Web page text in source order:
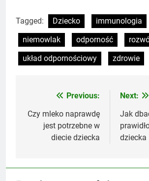
Tagged: Dziecko immunologia
niemowlak
odporność
układ odpornościowy
zdrowie
Nawigacja
wpisu
Previous:
Czy mleko naprawdę
jest potrzebne w
diecie dziecka
Next:
Jak
dziecka